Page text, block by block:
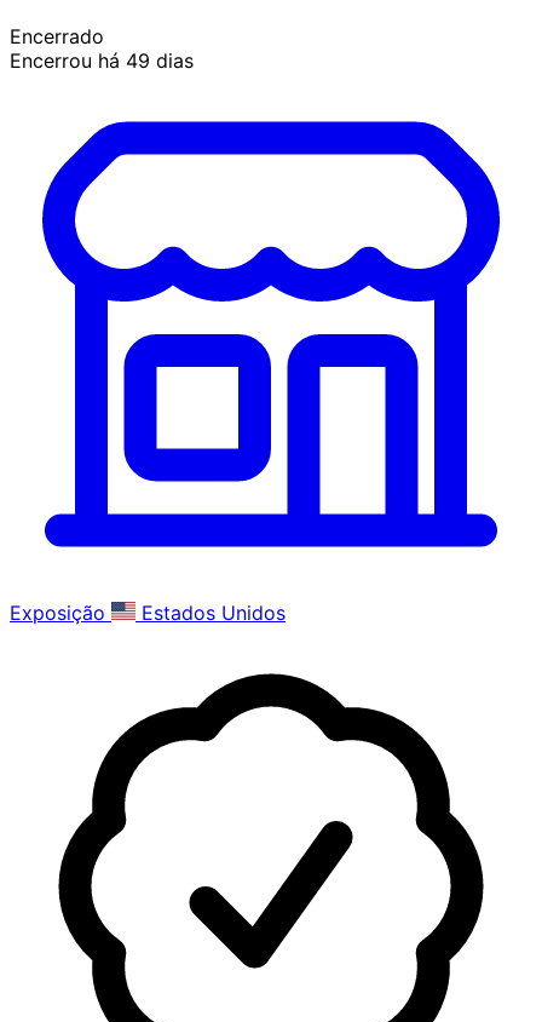
Encerrado
Encerrou há 49 dias
Exposição Estados Unidos